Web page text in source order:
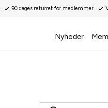
90 dages returret for medlemmer
Nyheder